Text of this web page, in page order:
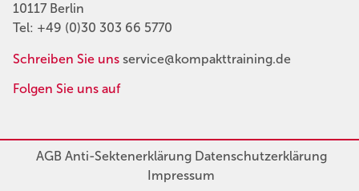
10117 Berlin
Tel: +49 (0)30 303 66 5770
Schreiben Sie uns service@kompakttraining.de
Folgen Sie uns auf
AGBAnti-SektenerklärungDatenschutzerklärung
Impressum